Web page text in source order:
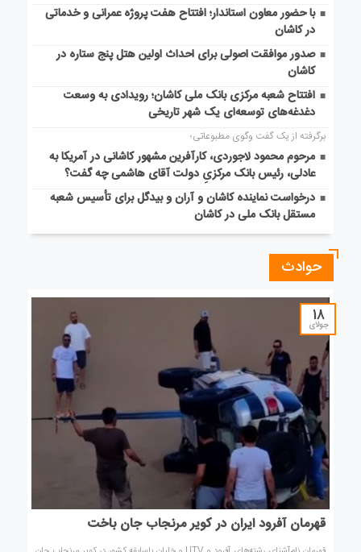
با حضور معاون استاندار؛ افتتاح هفت پروژه عمرانی و خدماتی
در کاشان
صدور موافقت اصولی برای احداث اولین هتل پنج ستاره در
کاشان
افتتاح شعبه مرکزی بانک ملی کاشان؛ رویدادی به وسعت
دغدغه‌های توسعه‌ای یک شهر تاریخی
برگرفته از یک گفت وگوی مطبوعاتی؛
مرحوم محمود لاجوردی، کارآفرین مشهور کاشانی در آمریکا به
عادلی، رئیس بانک مرکزیِ دولت آقای هاشمی چه گفت؟
درخواست نماینده کاشان و آران و بیدگل برای تأسیس شعبه
مستقل بانک ملی در کاشان
حوادث
18
جولای
قهرمان آفرود ایران در کویر مرنجاب جان باخت